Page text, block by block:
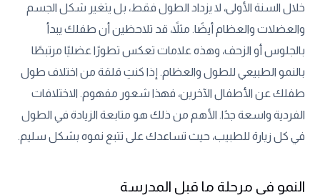
خلال السنة الأولى، لا يزداد الطول فقط، بل يتغير شكل الجسم
والعضلات والعظام أيضًا. مثلاً، قد تلاحظين أن طفلك يبدأ
بالجلوس أو الزحف، وهذه علامات تعكس تطورًا عضليًا مرتبطًا
بالنمو الطبيعي للطول والعظام. إذا كنتِ قلقة من اختلاف طول
طفلك عن الأطفال الآخرين، فهذا شعور مفهوم. الاختلافات
الفردية واسعة جدًا. الأهم من ذلك هو متابعة الزيادة في الطول
في كل زيارة للطبيب، حيث تساعدك على تتبع نموه بشكل سليم.
النمو في مرحلة ما قبل المدرسة